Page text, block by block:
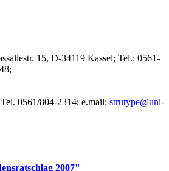
15, D-34119 Kassel; Tel.: 0561-
0561/804-2314; e.mail: strutype@uni-
2007"